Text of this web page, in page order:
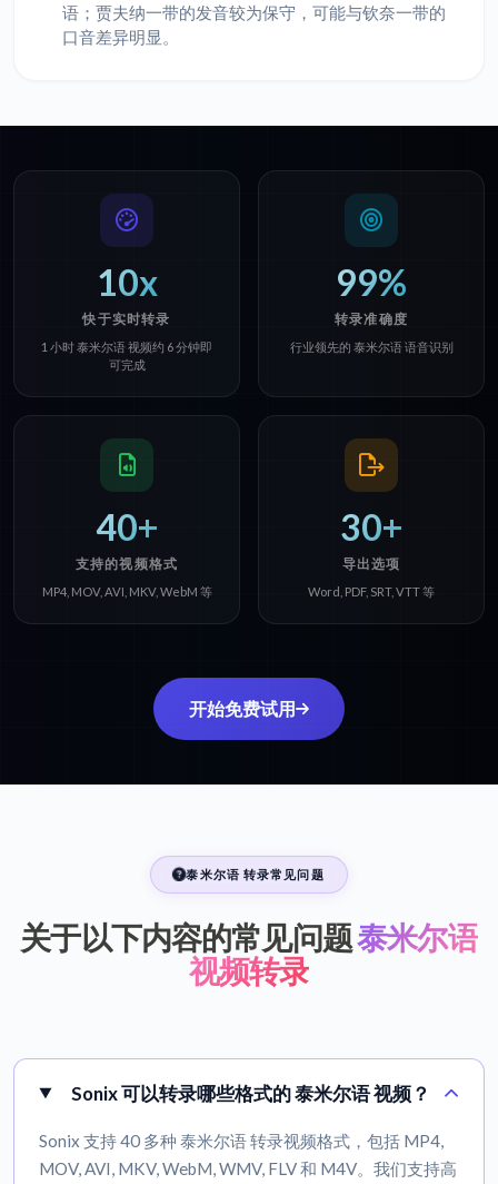
语；贾夫纳一带的发音较为保守，可能与钦奈一带的
口音差异明显。
10x
快于实时转录
1 小时 泰米尔语 视频约 6 分钟即
可完成
99%
转录准确度
行业领先的 泰米尔语 语音识别
40+
支持的视频格式
MP4, MOV, AVI, MKV, WebM 等
30+
导出选项
Word, PDF, SRT, VTT 等
开始免费试用
泰米尔语 转录常见问题
关于以下内容的常见问题泰米尔语
视频转录
Sonix 可以转录哪些格式的 泰米尔语 视频？
Sonix 支持 40 多种 泰米尔语 转录视频格式，包括 MP4,
MOV, AVI, MKV, WebM, WMV, FLV 和 M4V。我们支持高